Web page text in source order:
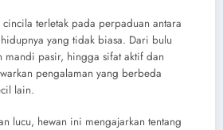
terletak pada perpaduan antara
yang tidak biasa. Dari bulu
mandi pasir, hingga sifat aktif dan
pengalaman yang berbeda
lain.
lucu, hewan ini mengajarkan tentang